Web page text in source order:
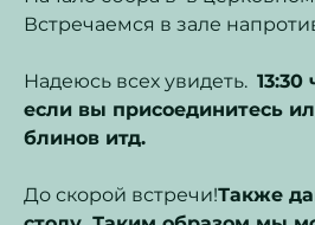
Встречаемся в зале
Надеюсь всех увидеть. 13:30
если вы присоединитесь
блинов итд.
До скорой встречи!Также